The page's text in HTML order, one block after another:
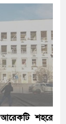
আরেকটি শহরে